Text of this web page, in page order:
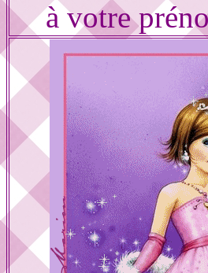
à votre